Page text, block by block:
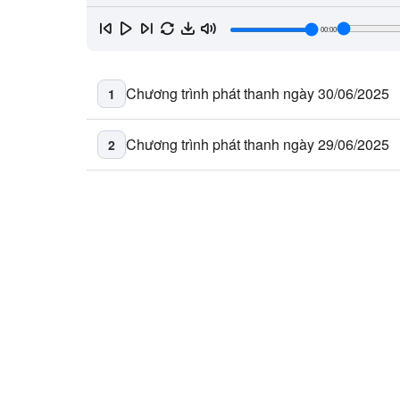
00:00
1 Chương trình phát thanh ngày 30/06/2025
2 Chương trình phát thanh ngày 29/06/2025